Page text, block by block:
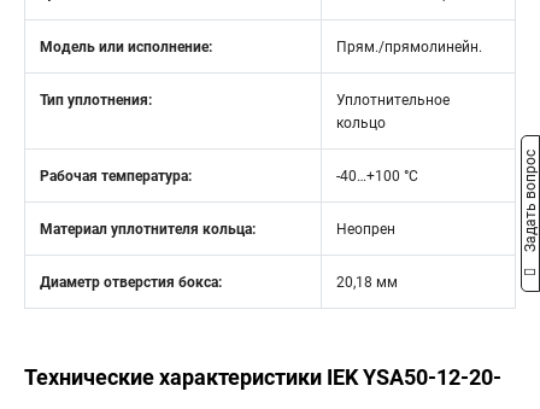
Модель или исполнение: Прям./прямолинейн.
Тип уплотнения:
Уплотнительное
кольцо
Рабочая температура: -40…+100 °C
Материал уплотнителя кольца: Неопрен
Диаметр отверстия бокса: 20,18 мм
Технические характеристики IEK YSA50-12-20-
Задать вопрос